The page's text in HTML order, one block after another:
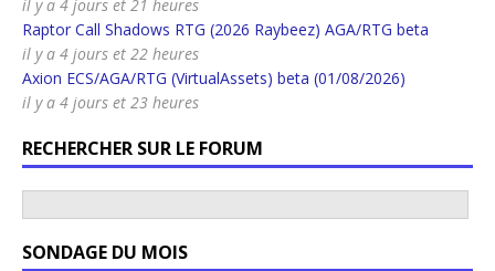
il y a 4 jours et 21 heures
Raptor Call Shadows RTG (2026 Raybeez) AGA/RTG beta
il y a 4 jours et 22 heures
Axion ECS/AGA/RTG (VirtualAssets) beta (01/08/2026)
il y a 4 jours et 23 heures
RECHERCHER SUR LE FORUM
SONDAGE DU MOIS